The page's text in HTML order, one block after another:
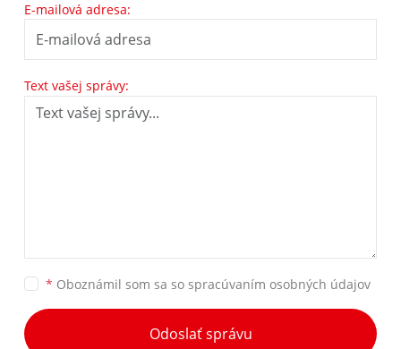
E-mailová adresa:
Text vašej správy:
* Oboznámil som sa so spracúvaním osobných údajov
Odoslať správu